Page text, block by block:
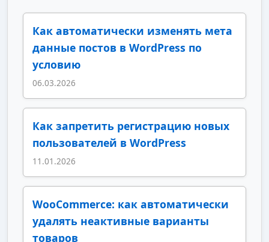
Как автоматически изменять мета
данные постов в WordPress по
условию
06.03.2026
Как запретить регистрацию новых
пользователей в WordPress
11.01.2026
WooCommerce: как автоматически
удалять неактивные варианты
товаров